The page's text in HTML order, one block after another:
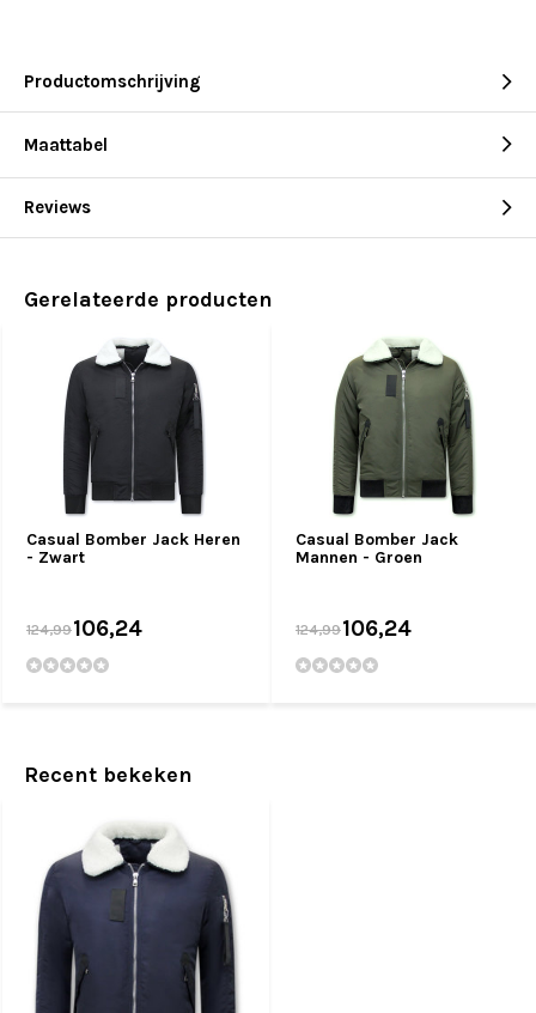
Productomschrijving
Maattabel
Reviews
Gerelateerde producten
Casual Bomber Jack Heren
- Zwart
124,99106,24
Casual Bomber Jack
Mannen - Groen
124,99106,24
Recent bekeken